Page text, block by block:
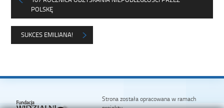
POLSKĘ
SUKCES EMILIANA!
Strona została opracowana w ramach